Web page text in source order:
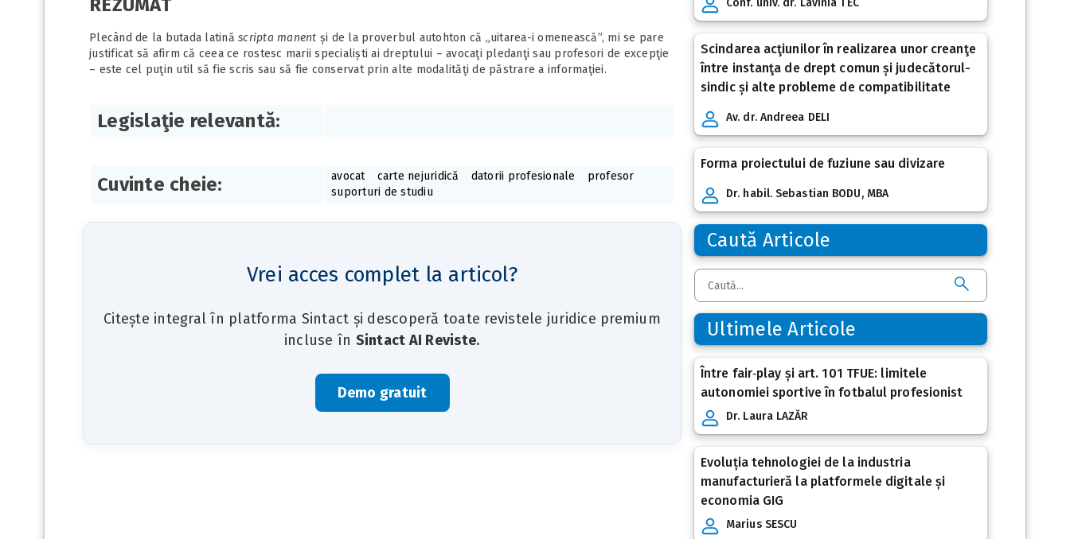
REZUMAT
Plecând de la butada latină scripta manent și de la proverbul autohton că „uitarea-i omenească”, mi se pare
justificat să afirm că ceea ce rostesc marii specialiști ai dreptului – avocaţi pledanţi sau profesori de excepţie
– este cel puţin util să fie scris sau să fie conservat prin alte modalităţi de păstrare a informaţiei.
Legislaţie relevantă:
Cuvinte cheie: avocat carte nejuridică datorii profesionale
profesor
suporturi de studiu
Vrei acces complet la articol?
Citește integral în platforma Sintact și descoperă toate revistele juridice premium
incluse în Sintact AI Reviste.
Demo gratuit
Conf. univ. dr. Lavinia TEC
Scindarea acţiunilor în realizarea unor creanţe
între instanţa de drept comun și judecătorul-
sindic și alte probleme de compatibilitate
Av. dr. Andreea DELI
Forma proiectului de fuziune sau divizare
Dr. habil. Sebastian BODU, MBA
Caută Articole
Ultimele Articole
Între fair‑play și art. 101 TFUE: limitele
autonomiei sportive în fotbalul profesionist
Dr. Laura LAZĂR
Evoluția tehnologiei de la industria
manufacturieră la platformele digitale și
economia GIG
Marius SESCU